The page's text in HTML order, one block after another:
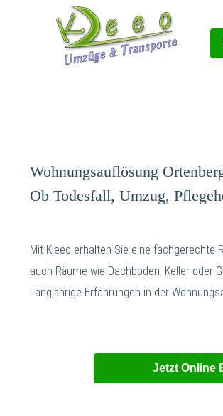
Wohnungsauflösung
Ob Todesfall, Umzug,
Mit Kleeo erhalten Sie eine fachgerechte
auch Räume wie Dachboden, Keller oder
Langjährige Erfahrungen in der
Jetzt Online